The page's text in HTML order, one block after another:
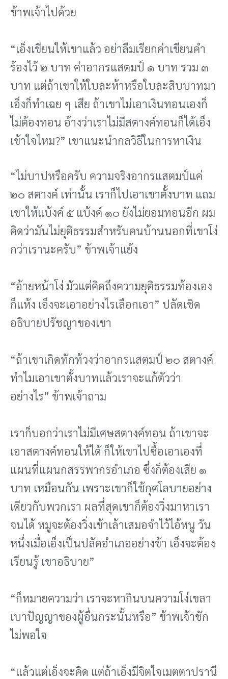
ข้าพเจ้าไปด้วย
“เอ็งเขียนให้เขาแล้ว อย่าลืมเรียกค่าเขียนคํา
ร้องไว้ ๒ บาท ค่าอากรแสตมป์ ๑ บาท รวม ๓
บาท แต่ถ้าเขาให้ใบละห้าหรือใบละสิบบาทมา
เอ็งก็ทําเฉย ๆ เสีย ถ้าเขาไม่เอาเงินทอนเองก็
ไม่ต้องทอน อ้างว่าเราไม่มีสตางค์ทอนก็ได้เอ็ง
เข้าใจไหม?” เขาแนะนํากลวิธีในการหาเงิน
“ไม่บาปหรือครับ ความจริงอากรแสตมป์แค่
๒๐ สตางค์ เท่านั้น เราก็ไปเอาเขาตั้งบาท แถม
เขาให้แบ้งค์ ๕ แบ้งค์ ๑๐ ยังไม่ยอมทอนอีก ผม
คิดว่ามันไม่ยุติธรรมสําหรับคนบ้านนอกที่เขาโง่
กว่าเรานะครับ” ข้าพเจ้าแย้ง
“อ้ายหน้าโง่ มัวแต่คิดถึงความยุติธรรมท้องเอง
ก็แห้ง เอ็งจะเอาอย่างไรเลือกเอา” ปลัดเชิด
อธิบายปรัชญาของเขา
“ถ้าเขาเกิดทักท้วงว่าอากรแสตมป์ ๒๐ สตางค์
ทําไมเอาเขาตั้งบาทแล้วเราจะแก้ตัวว่า
อย่างไร” ข้าพเจ้าถาม
เราก็บอกว่าเราไม่มีเศษสตางค์ทอน ถ้าเขาจะ
เอาสตางค์ทอนให้ได้ ก็ให้เขาไปซื้อเอาเองที่
แผนที่แผนกสรรพากรอําเภอ ซึ่งก็ต้องเสีย ๑
บาท เหมือนกัน เพราะเขาก็ใช้กุศโลบายอย่าง
เดียวกับพวกเรา ผลที่สุดเขาก็ต้องวิ่งมาหาเรา
จนได้ หมูจะต้องวิ่งเข้าเล้าเสมอจําไว้ไอ้หนู วัน
หนึ่งเมื่อเอ็งเป็นปลัดอําเภออย่างข้า เอ็งจะต้อง
เรียนรู้ เขาอธิบาย”
“ก็หมายความว่า เราจะหากินบนความโง่เขลา
เบาปัญญาของผู้อื่นกระนั้นหรือ” ข้าพเจ้าชัก
ไม่พอใจ
“แล้วแต่เอ็งจะคิด แต่ถ้าเอ็งมีจิตใจเมตตาปรานี